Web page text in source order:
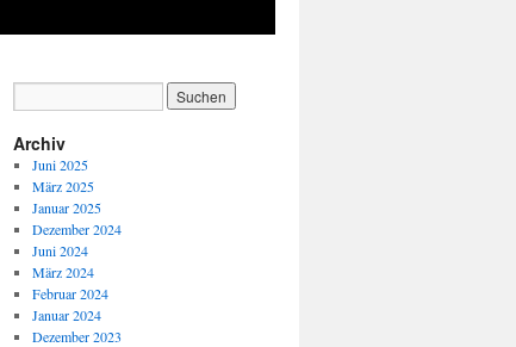
Archiv
Juni 2025
März 2025
Januar 2025
Dezember 2024
Juni 2024
März 2024
Februar 2024
Januar 2024
Dezember 2023